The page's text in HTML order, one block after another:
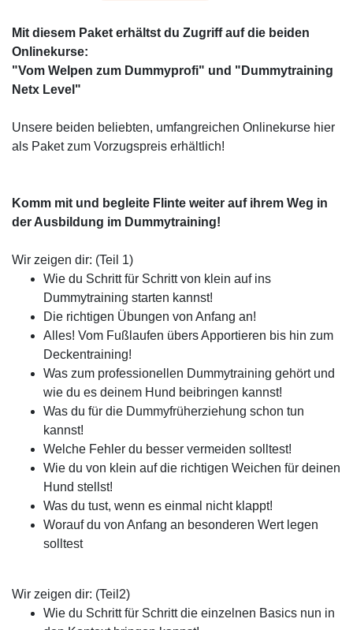
Mit diesem Paket erhältst du Zugriff auf die beiden
Onlinekurse:
"Vom Welpen zum Dummyprofi" und "Dummytraining
Netx Level"
Unsere beiden beliebten, umfangreichen Onlinekurse hier
als Paket zum Vorzugspreis erhältlich!
Komm mit und begleite Flinte weiter auf ihrem Weg in
der Ausbildung im Dummytraining!
Wir zeigen dir: (Teil 1)
Wie du Schritt für Schritt von klein auf ins
Dummytraining starten kannst!
Die richtigen Übungen von Anfang an!
Alles! Vom Fußlaufen übers Apportieren bis hin zum
Deckentraining!
Was zum professionellen Dummytraining gehört und
wie du es deinem Hund beibringen kannst!
Was du für die Dummyfrüherziehung schon tun
kannst!
Welche Fehler du besser vermeiden solltest!
Wie du von klein auf die richtigen Weichen für deinen
Hund stellst!
Was du tust, wenn es einmal nicht klappt!
Worauf du von Anfang an besonderen Wert legen
solltest
Wir zeigen dir: (Teil2)
Wie du Schritt für Schritt die einzelnen Basics nun in